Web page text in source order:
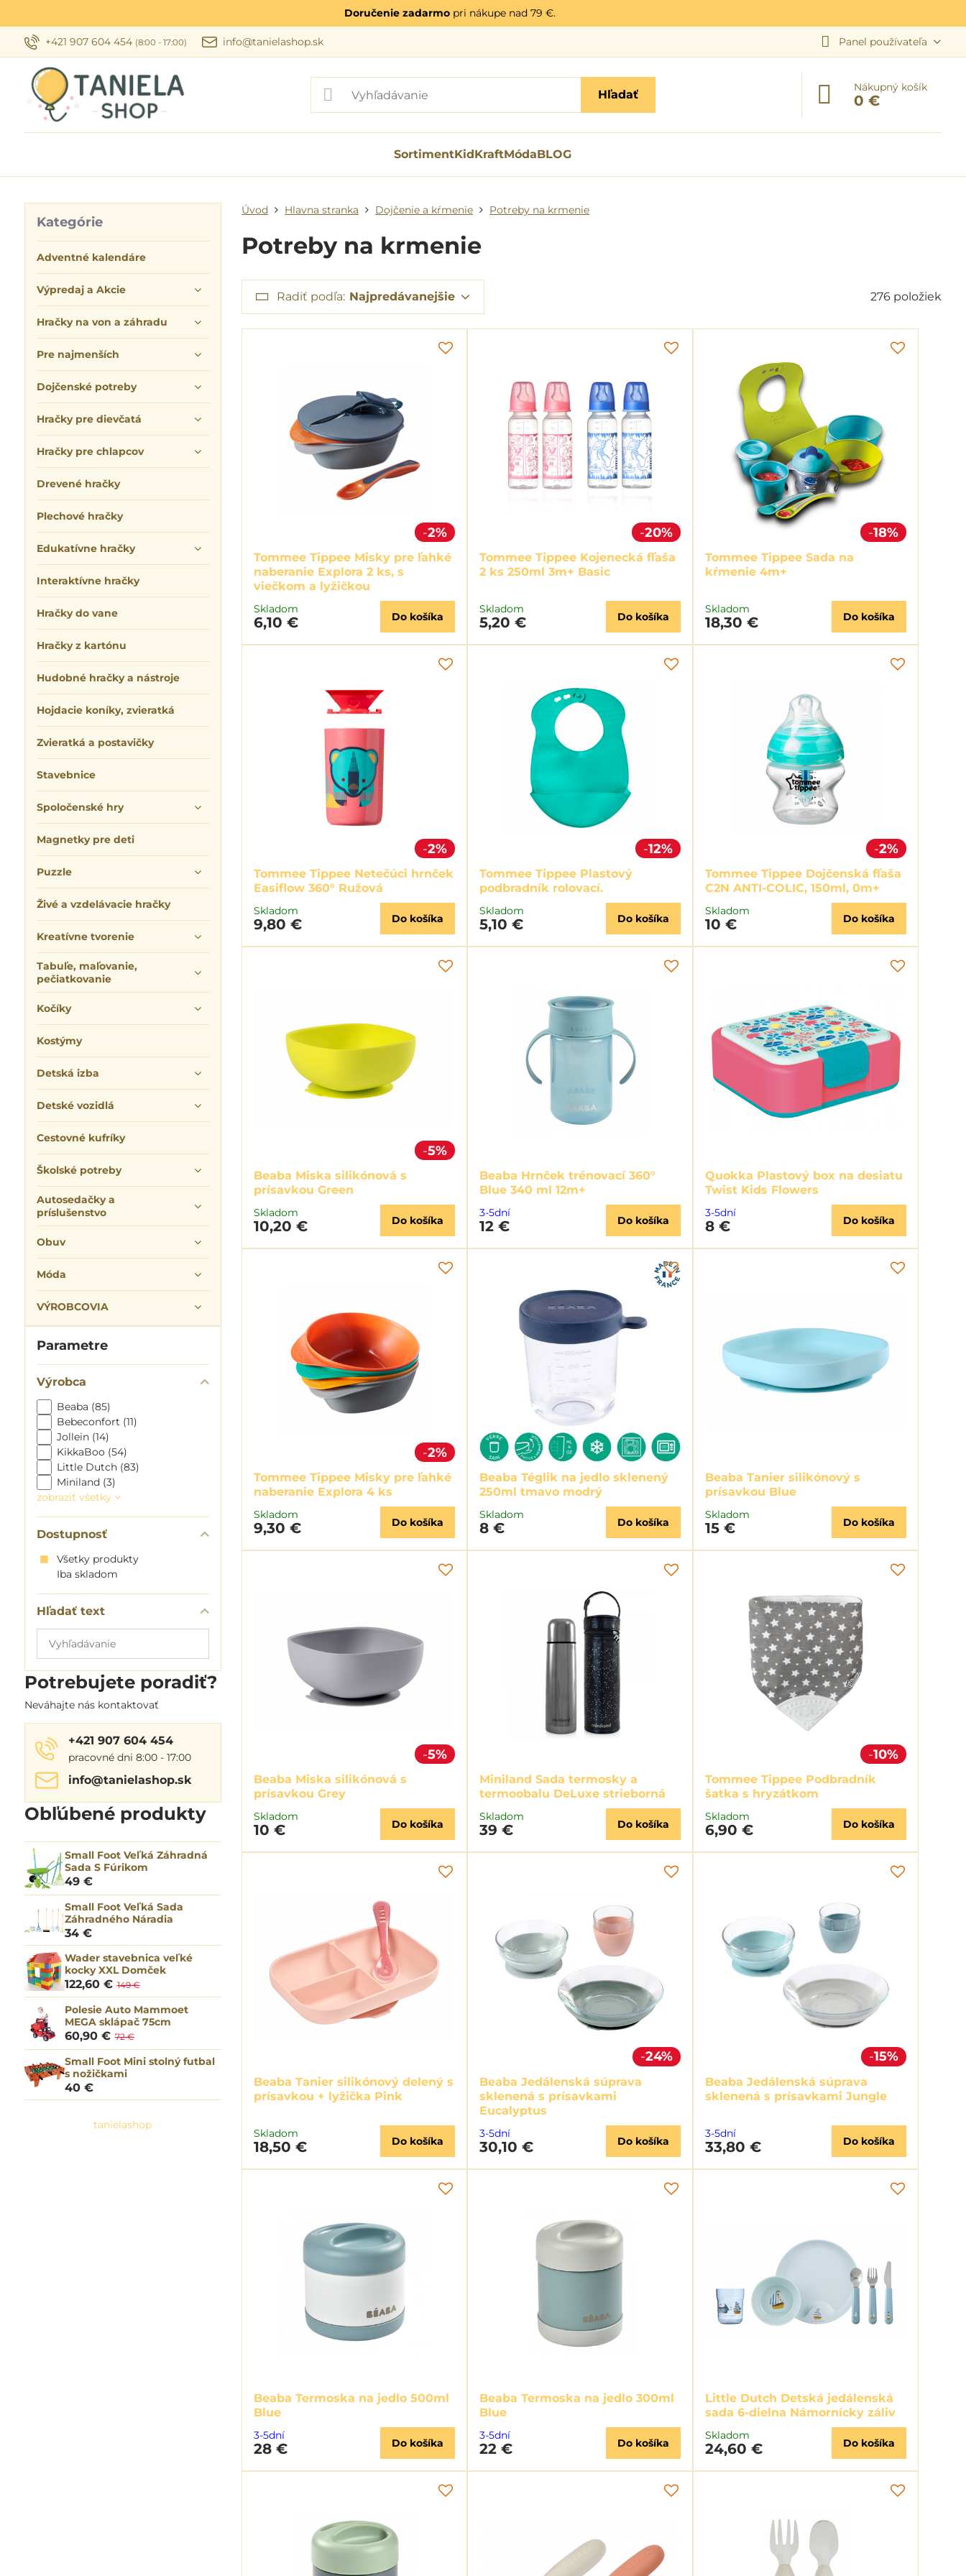
Doručenie zadarmopri nákupe nad 79 €.
+421 907 604 454 (8:00 - 17:00) info@tanielashop.sk Panel používateľa
Hľadať
Nákupný košík
0 €
SortimentKidKraftMódaBLOG
Úvod Hlavna stranka Dojčenie a kŕmenie Potreby na krmenie
Potreby na krmenie
Radiť podľa: Najpredávanejšie 276 položiek
2%
Tommee Tippee Misky pre ľahké
naberanie Explora 2 ks, s
viečkom a lyžičkou
Skladom
6,10 € Do košíka
20%
Tommee Tippee Kojenecká fľaša
2 ks 250ml 3m+ Basic
Skladom
5,20 € Do košíka
18%
Tommee Tippee Sada na
kŕmenie 4m+
Skladom
18,30 € Do košíka
2%
Tommee Tippee Netečúci hrnček
Easiflow 360° Ružová
Skladom
9,80 € Do košíka
12%
Tommee Tippee Plastový
podbradník rolovací.
Skladom
5,10 € Do košíka
2%
Tommee Tippee Dojčenská fľaša
C2N ANTI-COLIC, 150ml, 0m+
Skladom
10 € Do košíka
5%
Beaba Miska silikónová s
prísavkou Green
Skladom
10,20 € Do košíka
Beaba Hrnček trénovací 360°
Blue 340 ml 12m+
3-5dní
12 € Do košíka
Quokka Plastový box na desiatu
Twist Kids Flowers
3-5dní
8 € Do košíka
2%
Tommee Tippee Misky pre ľahké
naberanie Explora 4 ks
Skladom
9,30 € Do košíka
Beaba Téglik na jedlo sklenený
250ml tmavo modrý
Skladom
8 € Do košíka
Beaba Tanier silikónový s
prísavkou Blue
Skladom
15 € Do košíka
5%
Beaba Miska silikónová s
prísavkou Grey
Skladom
10 € Do košíka
Miniland Sada termosky a
termoobalu DeLuxe strieborná
Skladom
39 € Do košíka
10%
Tommee Tippee Podbradník
šatka s hryzátkom
Skladom
6,90 € Do košíka
Beaba Tanier silikónový delený s
prísavkou + lyžička Pink
Skladom
18,50 € Do košíka
24%
Beaba Jedálenská súprava
sklenená s prísavkami
Eucalyptus
3-5dní
30,10 € Do košíka
15%
Beaba Jedálenská súprava
sklenená s prísavkami Jungle
3-5dní
33,80 € Do košíka
Beaba Termoska na jedlo 500ml
Blue
3-5dní
28 € Do košíka
Beaba Termoska na jedlo 300ml
Blue
3-5dní
22 € Do košíka
Little Dutch Detská jedálenská
sada 6-dielna Námornícky záliv
Skladom
24,60 € Do košíka
Parametre
Výrobca
Beaba (85)
Bebeconfort (11)
Jollein (14)
KikkaBoo (54)
Little Dutch (83)
Miniland (3)
zobraziť všetky
Dostupnosť
Všetky produkty
Iba skladom
Hľadať text
Prehľadať
výsledky
filtra
fulltextom
Potrebujete poradiť?
Neváhajte nás kontaktovať
+421 907 604 454
pracovné dni 8:00 - 17:00
info​@tanielashop​.sk
Kategórie
Adventné kalendáre
Výpredaj a Akcie
Hračky na von a záhradu
Pre najmenších
Dojčenské potreby
Hračky pre dievčatá
Hračky pre chlapcov
Drevené hračky
Plechové hračky
Edukatívne hračky
Interaktívne hračky
Hračky do vane
Hračky z kartónu
Hudobné hračky a nástroje
Hojdacie koníky, zvieratká
Zvieratká a postavičky
Stavebnice
Spoločenské hry
Magnetky pre deti
Puzzle
Živé a vzdelávacie hračky
Kreatívne tvorenie
Tabuľe, maľovanie,
pečiatkovanie
Kočíky
Kostýmy
Detská izba
Detské vozidlá
Cestovné kufríky
Školské potreby
Autosedačky a
príslušenstvo
Obuv
Móda
VÝROBCOVIA
Obľúbené produkty
Small Foot Veľká Záhradná
Sada S Fúrikom
49 €
Small Foot Veľká Sada
Záhradného Náradia
34 €
Wader stavebnica veľké
kocky XXL Domček
122,60 € 149 €
Polesie Auto Mammoet
MEGA sklápač 75cm
60,90 € 72 €
Small Foot Mini stolný futbal
s nožičkami
40 €
tanielashop